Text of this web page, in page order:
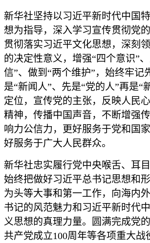
新华社坚持以习近平新时代中国
想为指导，深入学习宣传贯彻党的
贯彻落实习近平文化思想，深刻
的决定性意义，增强“四个意识”
信”、做到“两个维护”，始终牢记
是“新闻人”、先是“党的人”再是“
定位，宣传党的主张，反映人民
精神，传播中国声音，不断增强
响力公信力，更好服务于党和国
好服务于广大人民群众。
新华社忠实履行党中央喉舌、耳目
始终把做好习近平总书记思想和
为头等大事和第一工作，向海内
书记的风范魅力和习近平新时代
义思想的真理力量。圆满完成党
共产党成立100周年等各项重大战